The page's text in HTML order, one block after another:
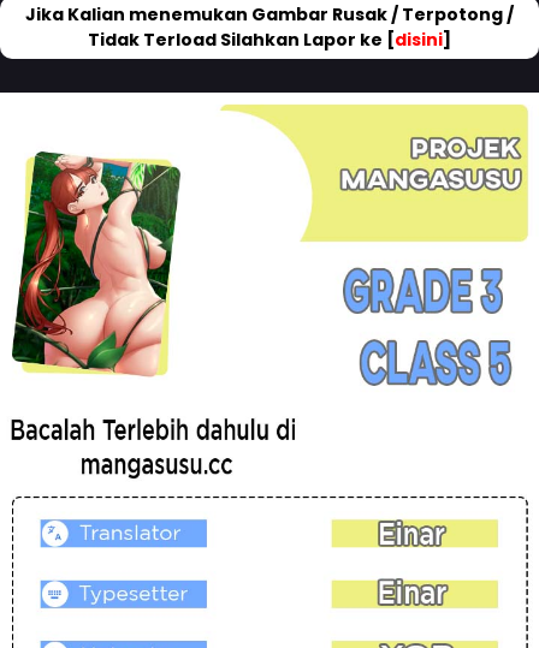
Jika Kalian menemukan Gambar Rusak / Terpotong /
Tidak Terload Silahkan Lapor ke [disini]